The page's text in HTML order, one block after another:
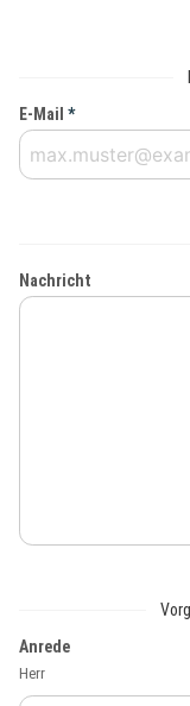
E-Mail *
Nachricht
Anrede
Herr